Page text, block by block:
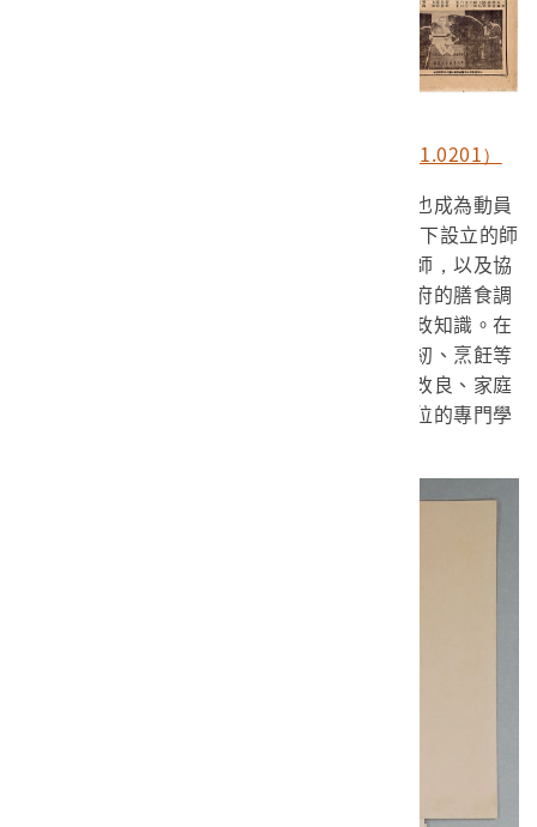
豐年社《豐年》第1卷10期（館藏號2010.031.0201）
由於以農村婦女做為推廣對象，家政教育也成為動員
的對象。1953年，在農復會和美國專家的建議下設立的師
大家政系，是全臺第一個家政系。培養家政教師，以及協
助政府政策執行的農村家政指導員、醫院及政府的膳食調
配人員，並透過舉辦研討會傳授給主婦新式家政知識。在
美國家政知識的傳播下，家計工作不再只是縫紉、烹飪等
手工藝內容，而是涉及營養、兒童保育、住所改良、家庭
衛生、家庭管理、婚姻指導、家庭關係等全方位的專門學